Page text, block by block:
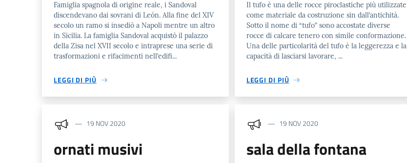
Famiglia spagnola di origine reale, i Sandoval
discendevano dai sovrani di León. Alla fine del XIV
secolo un ramo si insediò a Napoli mentre un altro
in Sicilia. La famiglia Sandoval acquistò il palazzo
della Zisa nel XVII secolo e intraprese una serie di
trasformazioni e rifacimenti nell’edifi...
LEGGI DI PIÙ
Il tufo è una delle rocce piroclastiche più utilizzate
come materiale da costruzione sin dall’antichità.
Sotto il nome di “tufo” sono accostate diverse
rocce di calcare tenero con simile conformazione.
Una delle particolarità del tufo è la leggerezza e la
capacità di lasciarsi lavorare, ...
LEGGI DI PIÙ
19 NOV 2020
ornati musivi
19 NOV 2020
sala della fontana